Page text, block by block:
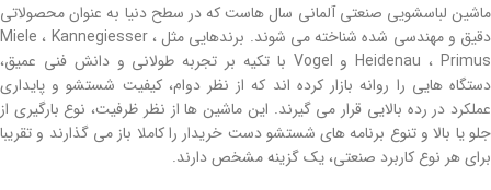
ماشین لباسشویی صنعتی آلمانی سال هاست که در سطح دنیا به عنوان محصولاتی
دقیق و مهندسی شده شناخته می شوند. برندهایی مثل Miele ، Kannegiesser ،
Heidenau ، Primus و Vogel با تکیه بر تجربه طولانی و دانش فنی عمیق،
دستگاه هایی را روانه بازار کرده اند که از نظر دوام، کیفیت شستشو و پایداری
عملکرد در رده بالایی قرار می گیرند. این ماشین ها از نظر ظرفیت، نوع بارگیری از
جلو یا بالا و تنوع برنامه های شستشو دست خریدار را کاملا باز می گذارند و تقریبا
برای هر نوع کاربرد صنعتی، یک گزینه مشخص دارند.